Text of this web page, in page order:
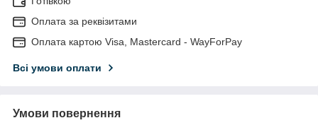
Оплата за реквізитами
Оплата картою Visa, Mastercard - WayForPay
Всі умови оплати
Умови повернення